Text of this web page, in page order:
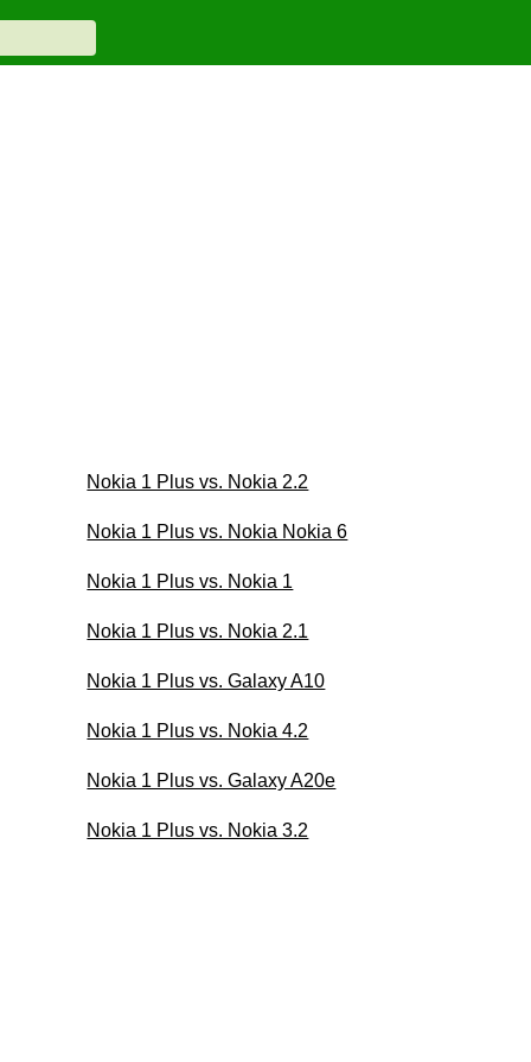
Nokia 1 Plus vs. Nokia 2.2
Nokia 1 Plus vs. Nokia Nokia 6
Nokia 1 Plus vs. Nokia 1
Nokia 1 Plus vs. Nokia 2.1
Nokia 1 Plus vs. Galaxy A10
Nokia 1 Plus vs. Nokia 4.2
Nokia 1 Plus vs. Galaxy A20e
Nokia 1 Plus vs. Nokia 3.2